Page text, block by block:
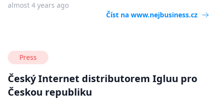
almost 4 years ago
Číst na www.nejbusiness.cz
Press
Český Internet distributorem Igluu pro
Českou republiku